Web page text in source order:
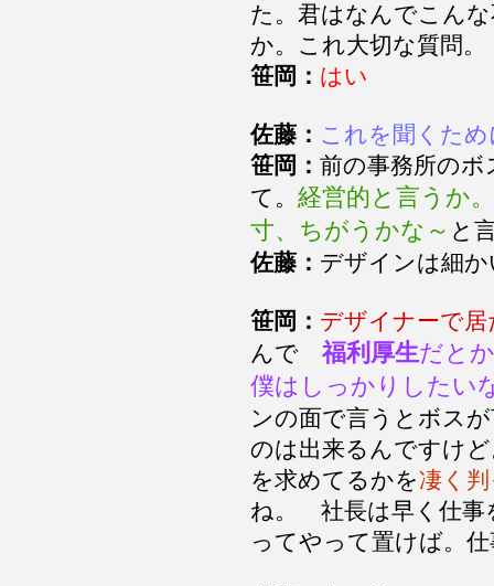
た。君はなんでこん
か。これ大切な質問。
笹岡： はい
佐藤： これを聞くた
笹岡： 前の事務所の
て。 経営的と言うか
寸、ちがうかな～ と
佐藤： デザインは細
笹岡： デザイナーで居
んで福利厚生だと
僕はしっかりしたい
ンの面で言うとボス
のは出来るんですけ
を求めてるかを凄く
ね。 社長は早く仕
ってやって置けば。